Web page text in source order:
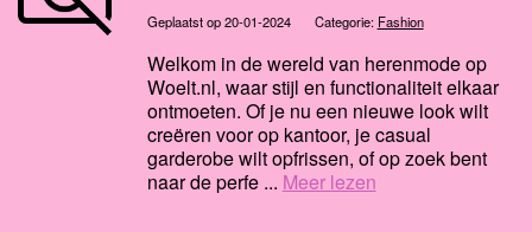
Geplaatst op 20-01-2024 Categorie: Fashion
Welkom in de wereld van herenmode op
Woelt.nl, waar stijl en functionaliteit elkaar
ontmoeten. Of je nu een nieuwe look wilt
creëren voor op kantoor, je casual
garderobe wilt opfrissen, of op zoek bent
naar de perfe ... Meer lezen